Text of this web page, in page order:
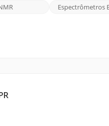
Espectrômetros